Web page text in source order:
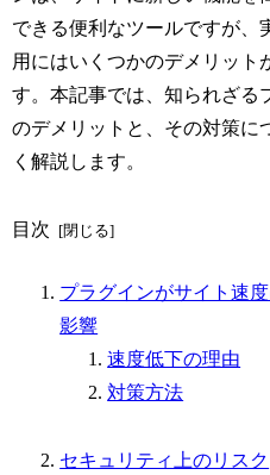
できる便利なツールですが、
用にはいくつかのデメリット
す。本記事では、知られざる
のデメリットと、その対策に
く解説します。
目次
プラグインがサイト速
影響
速度低下の理由
対策方法
セキュリティ上のリスク